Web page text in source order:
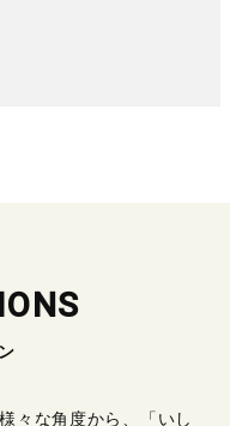
様々な角度から、「いし